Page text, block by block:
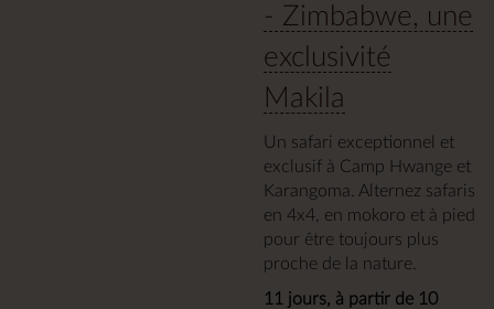
- Zimbabwe, une
exclusivité
Makila
Un safari exceptionnel et
exclusif à Camp Hwange et
Karangoma. Alternez safaris
en 4x4, en mokoro et à pied
pour être toujours plus
proche de la nature.
11 jours, à partir de 10